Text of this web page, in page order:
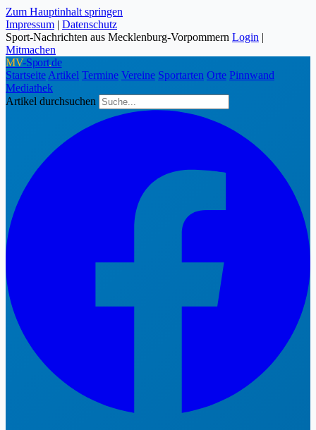
Zum Hauptinhalt springen
Impressum | Datenschutz
Sport-Nachrichten aus Mecklenburg-Vorpommern Login |
Mitmachen
MV-Sport.de
Startseite Artikel Termine Vereine Sportarten Orte Pinnwand
Mediathek
Artikel durchsuchen